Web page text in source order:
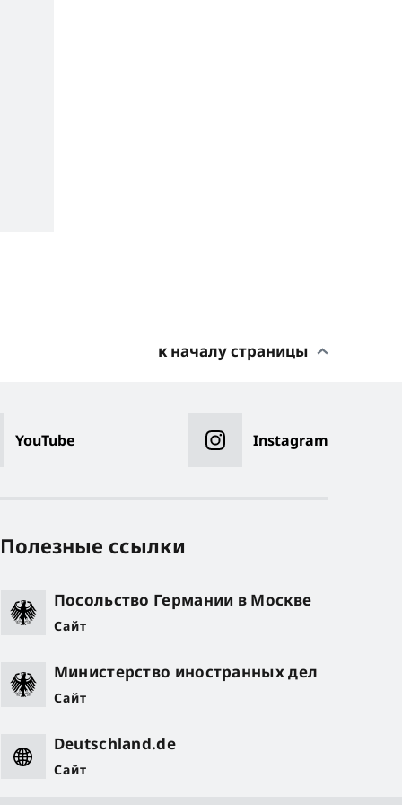
к началу страницы
YouTube Instagram
Полезные ссылки
Посольство Германии в Москве
Сайт
Министерство иностранных дел
Сайт
Deutschland.de
Сайт